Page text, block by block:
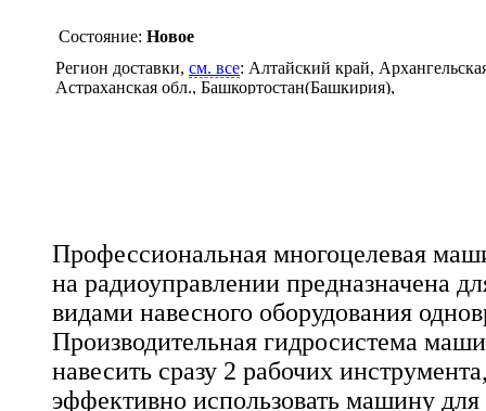
Состояние: Новое
Регион доставки, см. все: Алтайский край,
Астраханская обл., Башкортостан(Башкирия),
Омская обл., Орловская обл., Пензенская обл.,
Псковская обл., Ростовская обл., Рязанская обл.,
Санкт-Петербург и Ленинградская обл., Саратовская
Свердловская обл., Смоленская обл., Ставропольский
Тамбовская обл., Татарстан, Томская обл., Тульская
обл., Удмуртия, Ульяновская обл., Челябинская обл.,
обл., Крым AP, Новгородская обл.
Профессиональная многоцелевая
на радиоуправлении предназначена
видами навесного оборудования
Производительная гидросистема
навесить сразу 2 рабочих
эффективно использовать машину